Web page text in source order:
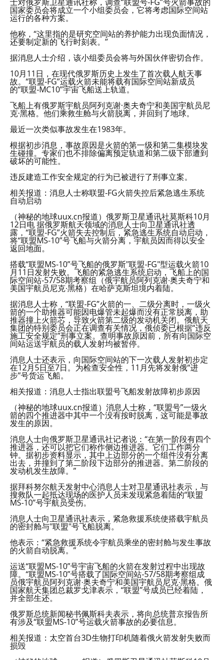
国家委员会将成立一个小组委员会，它将考虑国际空间站
运行的各种方案。
他称，“这里指的是研究空间站的养护能力出现负面情况，
还要制定新的飞行时刻表。”
据消息人士介绍，该小组委员会将与外国伙伴密切合作。
10月11日，在现代俄罗斯历史上发生了首次载人航天事
故。“联盟-FG”运载火箭未能将载有国际空间站新成员
的“联盟-MC10”宇宙飞船送上轨道。
飞船上有俄罗斯宇航员阿列克谢·奥夫奇宁和美国宇航员尼
克·黑格。他们乘救生舱与火箭脱离，并回到了地球。
最近一次类似事故发生在1983年。
根据初步消息，事故原因是火箭的第一级和第二集模块发
生碰撞。专家们也不排除偏离预定轨道和第二级下部遭到
破坏的可能性。
违反建造工作安全规定的行为已被进行了刑事立案。
相关报道：消息人士称联盟-FG火箭失控后紧急逃生系统
自动启动
（神秘的地球uux.cn报道）俄罗斯卫星通讯社莫斯科10月
12日电 据俄罗斯航天领域的消息人士向卫星通讯社透
露，“联盟-FG”火箭失去控制后，紧急逃生系统自动启动，
将“联盟MS-10”号飞船与火箭分离，宇航员因而得以安全
返回地面。
搭载“联盟MS-10”号飞船的俄罗斯"联盟-FG"型运载火箭10
月11日发射失败。飞船的紧急逃生系统启动，飞船上的国
际空间站-57/58期考察组（俄宇航员阿列克谢∙奥夫奇宁和
美国宇航员尼克∙黑格）在哈萨克斯坦境内着陆。
据消息人士称，“联盟-FG”火箭的一、二级分离时，一级火
箭的一个助推器可能因电爆管未起爆而没有正常脱离，助
推器撞上火箭芯，导致火箭第二级的发动机关闭。俄航天
集团的特别委员会正在调查有关情况，俄侦委已根据“违反
施工安全规定”刑事立案。查明事故原因前，所有向国际空
间站运送宇航员的载人发射均被暂停。
消息人士还表示，向国际空间站的下一次载人发射初步定
在12月5日至7日。为检查安全性，11月先将发射俄“进
步”号货运飞船。
相关报道：消息人士指出联盟号飞船发射故障初步原因
（神秘的地球uux.cn报道）消息人士称，“联盟号”一级火
箭的四个推进器中其中一个没有按时脱离，这可能是事故
发生的原因。
消息人士向俄罗斯卫星通讯社记者说：“在第一阶段有四个
推进器，还可以把它们称作侧边推进器。它们工作两分
钟。据初步资料显示，其中上边部分的一个组件没有分离
出去，并撞到了第二阶段下边部分的推进器。第二阶段的
发动机发生故障。”
据拜科努尔航天发射中心消息人士对卫星通讯社表示，与
搜救队一起抵达现场的医护人员未发现紧急着陆的“联盟
MS-10”号宇航员受伤。
消息人士向卫星通讯社表示，紧急救援系统使搭载宇航员
的密封舱与"联盟"号飞船脱离。
他表示：“紧急救援系统令宇航员乘坐的密封舱与发生事故
的火箭自动脱离。”
运送“联盟MS-10”号宇宙飞船的火箭在发射过程中出现故
障。“联盟MS-10”号搭载了国际空间站-57/58期考察组成
员俄宇航员阿列克谢∙奥夫奇宁和美国宇航员尼克∙黑格。俄
国家航天集团总裁罗戈津表示，“联盟”号成员已经着陆，
并全部生还。
俄罗斯总统新闻秘书佩斯科夫表示，将向总统普京报告所
有涉及“联盟MS-10”号运载火箭事故的必要信息。
相关报道：太空首台3D生物打印机随着俄火箭发射失败而
损毁